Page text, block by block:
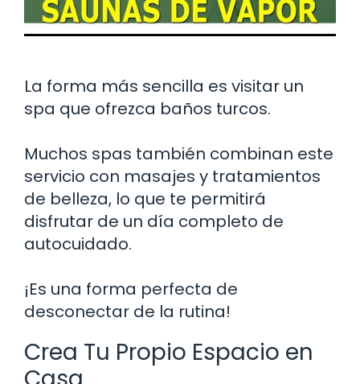
La forma más sencilla es visitar un
spa que ofrezca baños turcos.
Muchos spas también combinan este
servicio con masajes y tratamientos
de belleza, lo que te permitirá
disfrutar de un día completo de
autocuidado.
¡Es una forma perfecta de
desconectar de la rutina!
Crea Tu Propio Espacio en